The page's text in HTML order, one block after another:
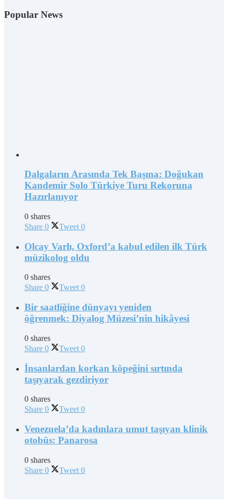
Popular News
Dalgaların Arasında Tek Başına: Doğukan
Kandemir Solo Türkiye Turu Rekoruna
Hazırlanıyor
0 shares
Share 0 Tweet 0
Olcay Varlı, Oxford’a kabul edilen ilk Türk
müzikolog oldu
0 shares
Share 0 Tweet 0
Bir saatliğine dünyayı yeniden
öğrenmek: Diyalog Müzesi’nin hikâyesi
0 shares
Share 0 Tweet 0
İnsanlardan korkan köpeğini sırtında
taşıyarak gezdiriyor
0 shares
Share 0 Tweet 0
Venezuela’da kadınlara umut taşıyan klinik
otobüs: Panarosa
0 shares
Share 0 Tweet 0